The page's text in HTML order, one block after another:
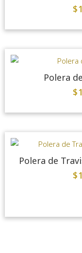
$
Polera
$
Polera de
$